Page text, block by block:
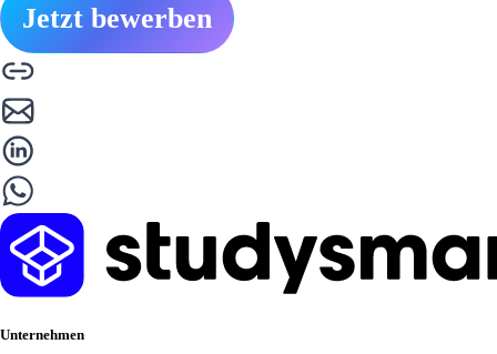
Jetzt bewerben
Unternehmen